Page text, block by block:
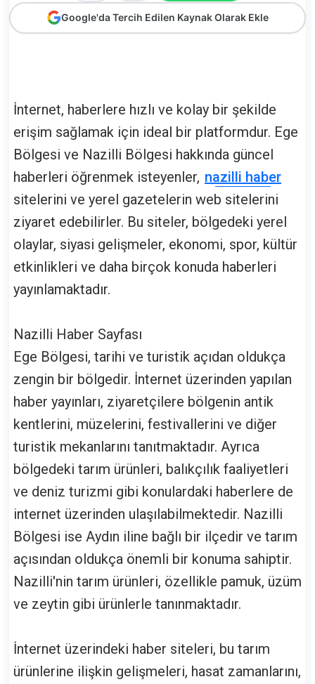
Google'da Tercih Edilen Kaynak Olarak Ekle
İnternet, haberlere hızlı ve kolay bir şekilde
erişim sağlamak için ideal bir platformdur. Ege
Bölgesi ve Nazilli Bölgesi hakkında güncel
haberleri öğrenmek isteyenler, nazilli haber
sitelerini ve yerel gazetelerin web sitelerini
ziyaret edebilirler. Bu siteler, bölgedeki yerel
olaylar, siyasi gelişmeler, ekonomi, spor, kültür
etkinlikleri ve daha birçok konuda haberleri
yayınlamaktadır.
Nazilli Haber Sayfası
Ege Bölgesi, tarihi ve turistik açıdan oldukça
zengin bir bölgedir. İnternet üzerinden yapılan
haber yayınları, ziyaretçilere bölgenin antik
kentlerini, müzelerini, festivallerini ve diğer
turistik mekanlarını tanıtmaktadır. Ayrıca
bölgedeki tarım ürünleri, balıkçılık faaliyetleri
ve deniz turizmi gibi konulardaki haberlere de
internet üzerinden ulaşılabilmektedir. Nazilli
Bölgesi ise Aydın iline bağlı bir ilçedir ve tarım
açısından oldukça önemli bir konuma sahiptir.
Nazilli'nin tarım ürünleri, özellikle pamuk, üzüm
ve zeytin gibi ürünlerle tanınmaktadır.
İnternet üzerindeki haber siteleri, bu tarım
ürünlerine ilişkin gelişmeleri, hasat zamanlarını,